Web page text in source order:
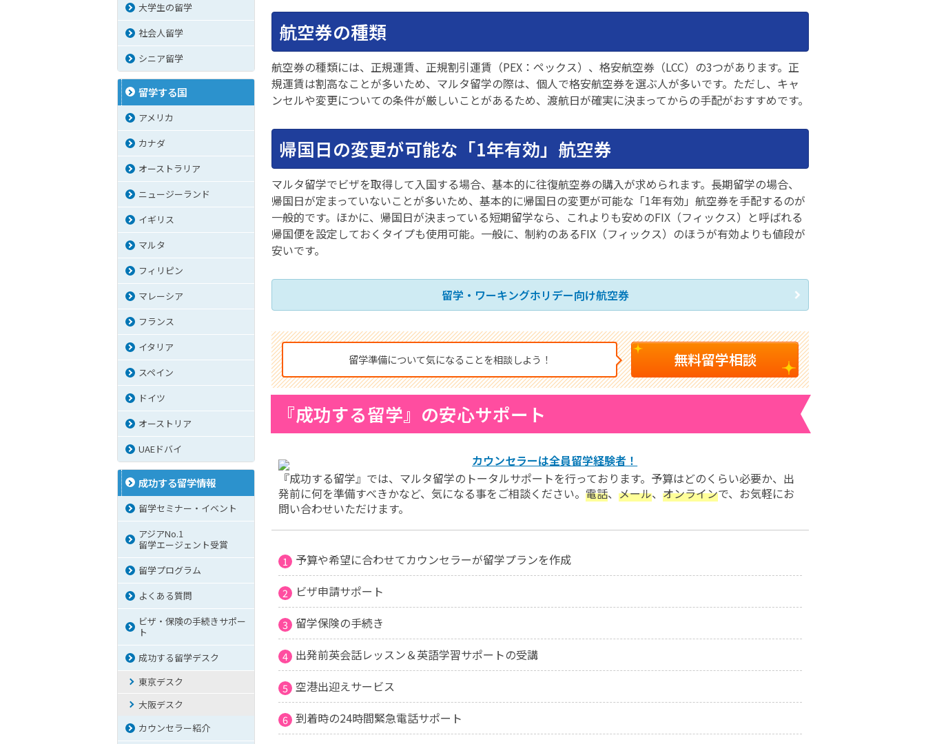
航空券の種類
航空券の種類には、正規運賃、正規割引運賃（PEX：ペックス）、格安航空券（LCC）の3つがあります。正
規運賃は割高なことが多いため、マルタ留学の際は、個人で格安航空券を選ぶ人が多いです。ただし、キャ
ンセルや変更についての条件が厳しいことがあるため、渡航日が確実に決まってからの手配がおすすめです。
帰国日の変更が可能な「1年有効」航空券
マルタ留学でビザを取得して入国する場合、基本的に往復航空券の購入が求められます。長期留学の場合、
帰国日が定まっていないことが多いため、基本的に帰国日の変更が可能な「1年有効」航空券を手配するのが
一般的です。ほかに、帰国日が決まっている短期留学なら、これよりも安めのFIX（フィックス）と呼ばれる
帰国便を設定しておくタイプも使用可能。一般に、制約のあるFIX（フィックス）のほうが有効よりも値段が
安いです。
留学・ワーキングホリデー向け航空券
留学準備について気になることを相談しよう！ 無料留学相談
『成功する留学』の安心サポート
カウンセラーは全員留学経験者！
『成功する留学』では、マルタ留学のトータルサポートを行っております。予算はどのくらい必要か、出
発前に何を準備すべきかなど、気になる事をご相談ください。 電話、 メール、 オンラインで、お気軽にお
問い合わせいただけます。
予算や希望に合わせてカウンセラーが留学プランを作成
ビザ申請サポート
留学保険の手続き
出発前英会話レッスン＆英語学習サポートの受講
空港出迎えサービス
到着時の24時間緊急電話サポート
大学生の留学
社会人留学
シニア留学
留学する国
アメリカ
カナダ
オーストラリア
ニュージーランド
イギリス
マルタ
フィリピン
マレーシア
フランス
イタリア
スペイン
ドイツ
オーストリア
UAEドバイ
成功する留学情報
留学セミナー・イベント
アジアNo.1
留学エージェント受賞
留学プログラム
よくある質問
ビザ・保険の手続きサポー
ト
成功する留学デスク
東京デスク
大阪デスク
カウンセラー紹介